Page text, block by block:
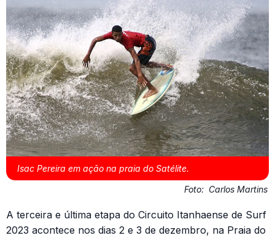
Isac Pereira em ação na praia do Satélite.
Foto: Carlos Martins
A terceira e última etapa do Circuito Itanhaense de Surf
2023 acontece nos dias 2 e 3 de dezembro, na Praia do